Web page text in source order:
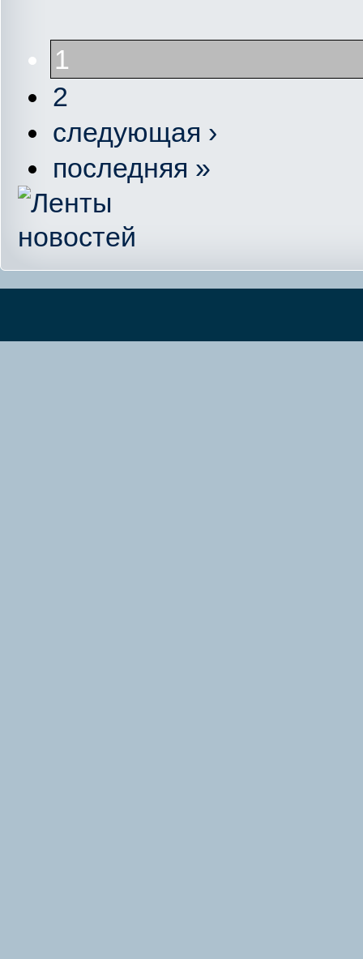
1
2
следующая ›
последняя »